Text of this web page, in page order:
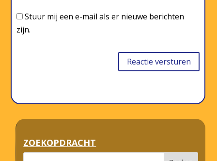
Stuur mij een e-mail als er nieuwe berichten
zijn.
Reactie versturen
ZOEKOPDRACHT